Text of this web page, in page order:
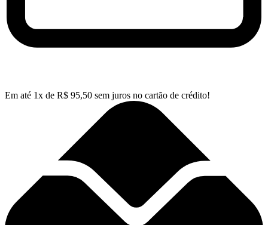
Em até 1x de R$ 95,50 sem juros no cartão de crédito!